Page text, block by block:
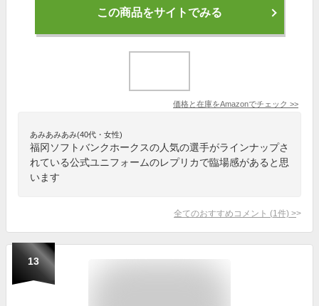
この商品をサイトでみる
価格と在庫をAmazonでチェック >>
あみあみあみ(40代・女性)
福冈ソフトバンクホークスの人気の選手がラインナップさ
れている公式ユニフォームのレプリカで臨場感があると思
います
全てのおすすめコメント (1 件) >
13